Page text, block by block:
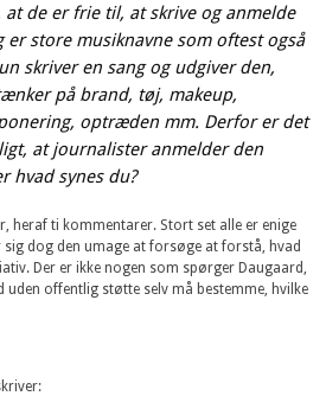
at de er frie til, at skrive og anmelde
er store musiknavne som oftest også
skriver en sang og udgiver den,
på brand, tøj, makeup,
optræden mm. Derfor er det
at journalister anmelder den
hvad synes du?
heraf ti kommentarer. Stort set alle er enige
sig dog den umage at forsøge at forstå, hvad
Der er ikke nogen som spørger Daugaard,
uden offentlig støtte selv må bestemme, hvilke